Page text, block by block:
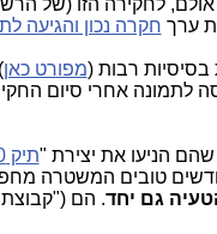
לחקירה הזו (של
ערך חקרה נכון והגיעה
בסיסיות רבות (מפורט כאן
לתמונה אחרי סיום
הניעו את יצירת "תיק 4000
טובים המשטרה
גם יחד. הם ("קבוצת